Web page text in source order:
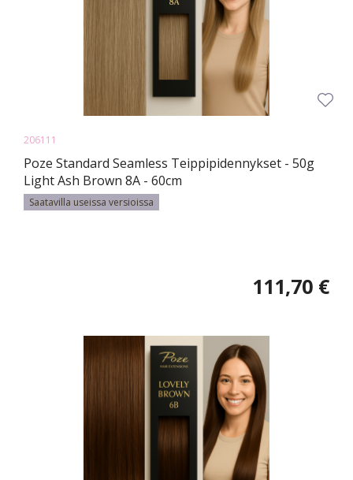
206111
Poze Standard Seamless Teippipidennykset - 50g
Light Ash Brown 8A - 60cm
Saatavilla useissa versioissa
111,70 €